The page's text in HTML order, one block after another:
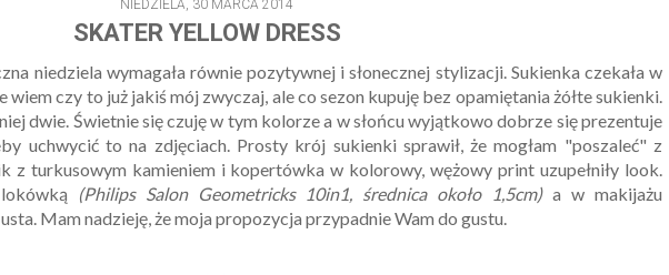
NIEDZIELA, 30 MARCA 2014
SKATER YELLOW DRESS
niedziela wymagała równie pozytywnej i słonecznej stylizacji. Sukienka czekała w
wiem czy to już jakiś mój zwyczaj, ale co sezon kupuję bez opamiętania żółte sukienki.
dwie. Świetnie się czuję w tym kolorze a w słońcu wyjątkowo dobrze się prezentuje
uchwycić to na zdjęciach. Prosty krój sukienki sprawił, że mogłam "poszaleć" z
z turkusowym kamieniem i kopertówka w kolorowy, wężowy print uzupełniły look.
(Philips Salon Geometricks 10in1, średnica około 1,5cm)a w makijażu
Mam nadzieję, że moja propozycja przypadnie Wam do gustu.